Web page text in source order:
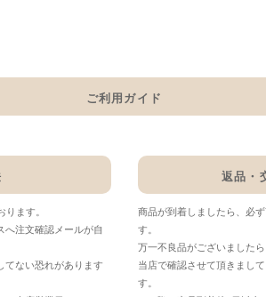
ご利用ガイド
ます。
へ注文確認メールが自
ない恐れがあります
返品・
商品が到着しましたら、必
す。
万一不良品がございましたら
当店で確認させて頂きまし
す。